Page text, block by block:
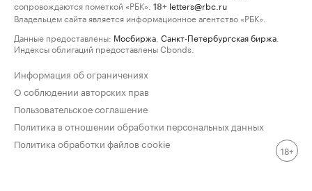
сопровождаются пометкой «РБК».
18+ letters@rbc.ru
Владельцем сайта является информационное агентство «РБК».
Данные предоставлены: Мосбиржа Санкт-Петербургская биржа
Индексы облигаций предоставлены Cbonds.
Информация об ограничениях
О соблюдении авторских прав
Пользовательское соглашение
Политика в отношении обработки персональных данных
Политика обработки файлов cookie
18+